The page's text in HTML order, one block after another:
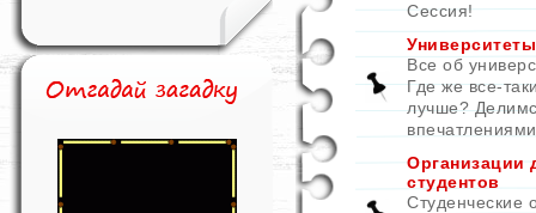
Сессия!
Университеты
Все об
Где же все-
лучше?
Организации
студентов
Студенческие